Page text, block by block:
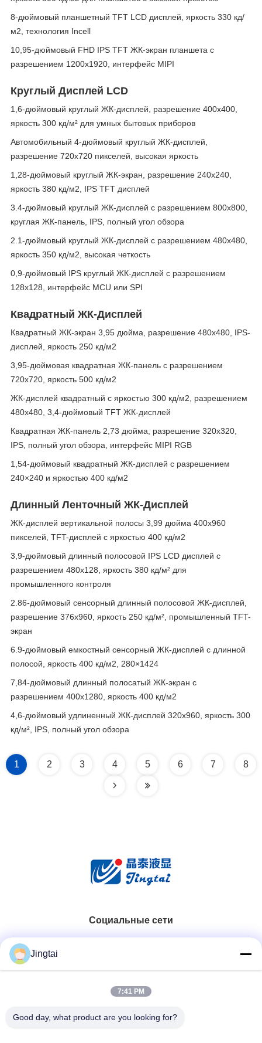
8-дюймовый планшетный TFT LCD дисплей, яркость 330 кд/
м2, технология Incell
10,95-дюймовый FHD IPS TFT ЖК-экран планшета с
разрешением 1200x1920, интерфейс MIPI
Круглый Дисплей LCD
1,6-дюймовый круглый ЖК-дисплей, разрешение 400x400,
яркость 300 кд/м² для умных бытовых приборов
Автомобильный 4-дюймовый круглый ЖК-дисплей,
разрешение 720x720 пикселей, высокая яркость
1,28-дюймовый круглый ЖК-экран, разрешение 240x240,
яркость 380 кд/м2, IPS TFT дисплей
3.4-дюймовый круглый ЖК-дисплей с разрешением 800x800,
круглая ЖК-панель, IPS, полный угол обзора
2.1-дюймовый круглый ЖК-дисплей с разрешением 480x480,
яркость 350 кд/м2, высокая четкость
0,9-дюймовый IPS круглый ЖК-дисплей с разрешением
128x128, интерфейс MCU или SPI
Квадратный ЖК-Дисплей
Квадратный ЖК-экран 3,95 дюйма, разрешение 480x480, IPS-
дисплей, яркость 250 кд/м2
3,95-дюймовая квадратная ЖК-панель с разрешением
720x720, яркость 500 кд/м2
ЖК-дисплей квадратный с яркостью 300 кд/м2, разрешением
480x480, 3,4-дюймовый TFT ЖК-дисплей
Квадратная ЖК-панель 2,73 дюйма, разрешение 320x320,
IPS, полный угол обзора, интерфейс MIPI RGB
1,54-дюймовый квадратный ЖК-дисплей с разрешением
240×240 и яркостью 400 кд/м2
Длинный Ленточный ЖК-Дисплей
ЖК-дисплей вертикальной полосы 3,99 дюйма 400x960
пикселей, TFT-дисплей с яркостью 400 кд/м2
3,9-дюймовый длинный полосовой IPS LCD дисплей с
разрешением 480x128, яркость 380 кд/м² для
промышленного контроля
2.86-дюймовый сенсорный длинный полосовой ЖК-дисплей,
разрешение 376x960, яркость 250 кд/м², промышленный TFT-
экран
6.9-дюймовый емкостный сенсорный ЖК-дисплей с длинной
полосой, яркость 400 кд/м2, 280×1424
7,84-дюймовый длинный полосатый ЖК-экран с
разрешением 400x1280, яркость 400 кд/м2
4,6-дюймовый удлиненный ЖК-дисплей 320x960, яркость 300
кд/м², IPS, полный угол обзора
1 2 3 4 5 6 7 8
Социальные сети
0086-755-27491128
Jingtai
7:41 PM
Good day, what product are you looking for?